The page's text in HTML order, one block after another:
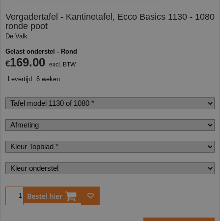
Vergadertafel - Kantinetafel, Ecco Basics 1130 - 1080
ronde poot
De Valk
Gelast onderstel - Rond
€169.00 excl. BTW
Levertijd: 6 weken
Bestel